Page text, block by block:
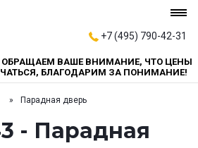
+7 (495) 790-42-31
ВАШЕ ВНИМАНИЕ, ЧТО ЦЕНЫ
БЛАГОДАРИМ ЗА ПОНИМАНИЕ!
Парадная дверь
- Парадная